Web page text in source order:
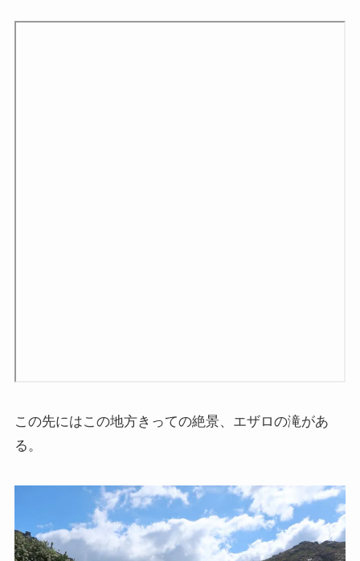
この先にはこの地方きっての絶景、エザロの滝があ
る。